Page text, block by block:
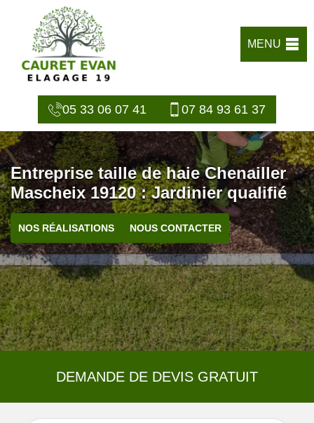
MENU
05 33 06 07 41 07 84 93 61 37
Entreprise taille de haie Chenailler
Mascheix 19120 : Jardinier qualifié
NOS RÉALISATIONS NOUS CONTACTER
DEMANDE DE DEVIS GRATUIT